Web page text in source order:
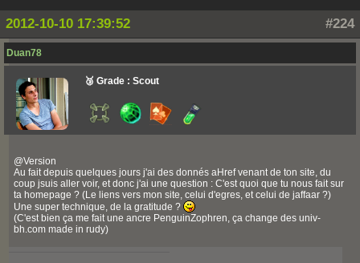
#224
2012-10-10 17:39:52
Duan78
🥉 Grade : Scout
@Version
Au fait depuis quelques jours j'ai des donnés aHref venant de ton site, du
coup jsuis aller voir, et donc j'ai une question : C'est quoi que tu nous fait sur
ta homepage ? (Le liens vers mon site, celui d'egres, et celui de jaffaar ?)
Une super technique, de la gratitude ?
(C'est bien ça me fait une ancre PenguinZophren, ça change des univ-
bh.com made in rudy)